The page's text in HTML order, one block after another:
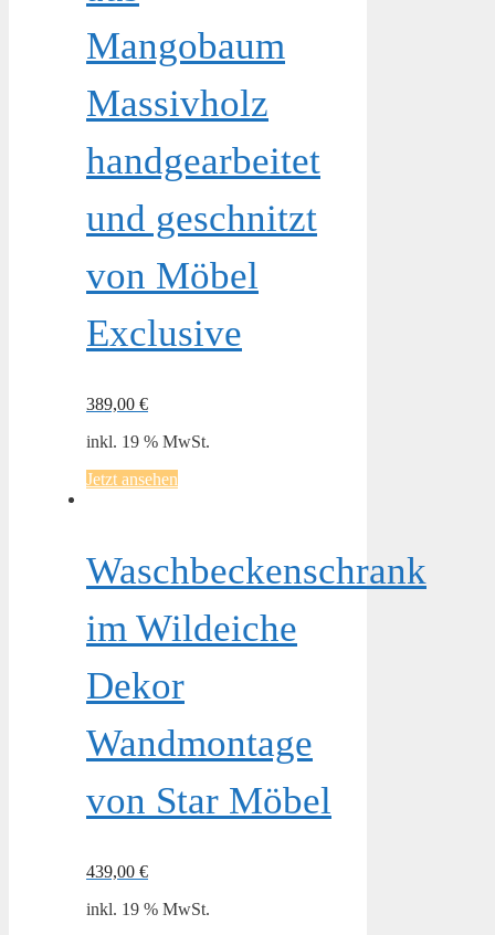
Mangobaum
Massivholz
handgearbeitet
und geschnitzt
von Möbel
Exclusive
389,00 €
inkl. 19 % MwSt.
Jetzt ansehen
Waschbeckenschrank
im Wildeiche
Dekor
Wandmontage
von Star Möbel
439,00 €
inkl. 19 % MwSt.